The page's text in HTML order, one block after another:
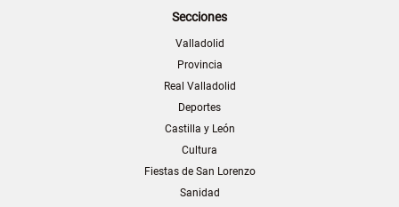
Secciones
Valladolid
Provincia
Real Valladolid
Deportes
Castilla y León
Cultura
Fiestas de San Lorenzo
Sanidad